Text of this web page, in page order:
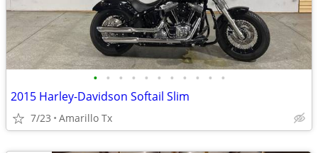
• • • • • • • • • • •
2015 Harley-Davidson Softail Slim
7/23 Amarillo Tx